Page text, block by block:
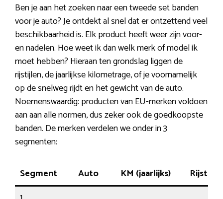
Ben je aan het zoeken naar een tweede set banden
voor je auto? Je ontdekt al snel dat er ontzettend veel
beschikbaarheid is. Elk product heeft weer zijn voor-
en nadelen. Hoe weet ik dan welk merk of model ik
moet hebben? Hieraan ten grondslag liggen de
rijstijlen, de jaarlijkse kilometrage, of je voornamelijk
op de snelweg rijdt en het gewicht van de auto.
Noemenswaardig: producten van EU-merken voldoen
aan aan alle normen, dus zeker ook de goedkoopste
banden. De merken verdelen we onder in 3
segmenten:
Segment Auto KM (jaarlijks)
Rijstijl